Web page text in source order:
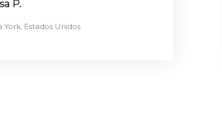
P.
York, Estados Unidos